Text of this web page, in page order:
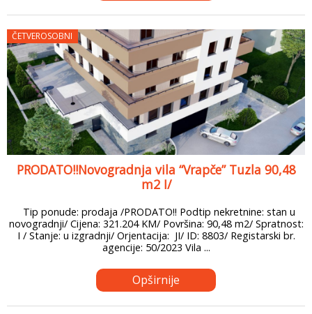
ČETVEROSOBNI
PRODATO!!Novogradnja vila “Vrapče” Tuzla 90,48
m2 I/
Tip ponude: prodaja /PRODATO!! Podtip nekretnine: stan u
novogradnji/ Cijena: 321.204 KM/ Površina: 90,48 m2/ Spratnost:
I / Stanje: u izgradnji/ Orjentacija: JI/ ID: 8803/ Registarski br.
agencije: 50/2023 Vila ...
Opširnije